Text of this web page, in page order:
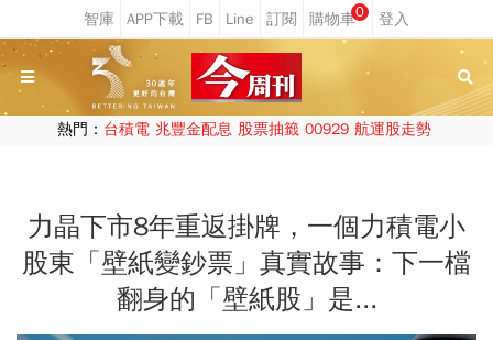
0
熱門： 台積電 兆豐金配息 股票抽籤 00929 航運股走勢
力晶下市8年重返掛牌，一個力積電小
股東「壁紙變鈔票」真實故事：下一檔
翻身的「壁紙股」是...